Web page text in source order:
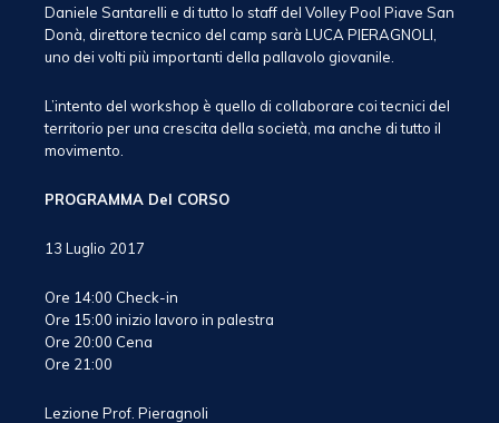
Daniele Santarelli e di tutto lo staff del Volley Pool Piave San
Donà, direttore tecnico del camp sarà LUCA PIERAGNOLI,
uno dei volti più importanti della pallavolo giovanile.
L’intento del workshop è quello di collaborare coi tecnici del
territorio per una crescita della società, ma anche di tutto il
movimento.
PROGRAMMA Del CORSO
13 Luglio 2017
Ore 14:00 Check-in
Ore 15:00 inizio lavoro in palestra
Ore 20:00 Cena
Ore 21:00
Lezione Prof. Pieragnoli